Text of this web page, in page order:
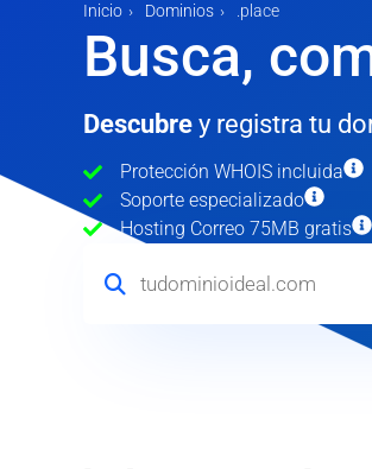
Inicio Dominios .place
Busca,
Descubre y registra tu
Protección WHOIS incluida
Soporte especializado
Hosting Correo 75MB gratis